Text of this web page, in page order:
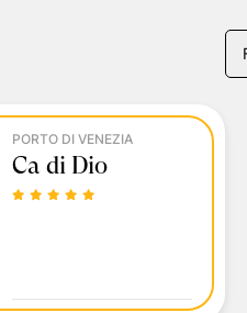
PORTO DI VENEZIA
Ca di Dio